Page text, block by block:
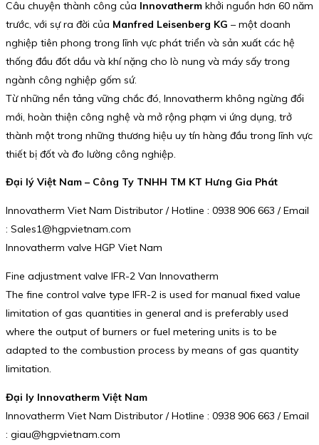
Câu chuyện thành công của Innovatherm khởi nguồn hơn 60 năm
trước, với sự ra đời của Manfred Leisenberg KG – một doanh
nghiệp tiên phong trong lĩnh vực phát triển và sản xuất các hệ
thống đầu đốt dầu và khí nặng cho lò nung và máy sấy trong
ngành công nghiệp gốm sứ.
Từ những nền tảng vững chắc đó, Innovatherm không ngừng đổi
mới, hoàn thiện công nghệ và mở rộng phạm vi ứng dụng, trở
thành một trong những thương hiệu uy tín hàng đầu trong lĩnh vực
thiết bị đốt và đo lường công nghiệp.
Đại lý Việt Nam – Công Ty TNHH TM KT Hưng Gia Phát
Innovatherm Viet Nam Distributor / Hotline : 0938 906 663 / Email
: Sales1@hgpvietnam.com
Innovatherm valve HGP Viet Nam
Fine adjustment valve IFR-2 Van Innovatherm
The fine control valve type IFR-2 is used for manual fixed value
limitation of gas quantities in general and is preferably used
where the output of burners or fuel metering units is to be
adapted to the combustion process by means of gas quantity
limitation.
Đại ly Innovatherm Việt Nam
Innovatherm Viet Nam Distributor / Hotline : 0938 906 663 / Email
: giau@hgpvietnam.com